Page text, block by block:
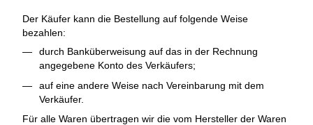
Der Käufer kann die Bestellung auf folgende Weise
bezahlen:
durch Banküberweisung auf das in der Rechnung
angegebene Konto des Verkäufers;
auf eine andere Weise nach Vereinbarung mit dem
Verkäufer.
Für alle Waren übertragen wir die vom Hersteller der Waren